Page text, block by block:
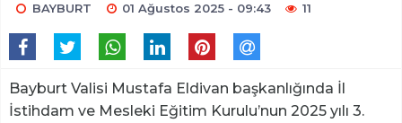
BAYBURT 01 Ağustos 2025 - 09:43 11
Bayburt Valisi Mustafa Eldivan başkanlığında İl
İstihdam ve Mesleki Eğitim Kurulu’nun 2025 yılı 3.